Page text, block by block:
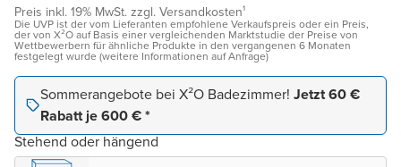
Preis inkl. 19% MwSt. zzgl. Versandkosten¹
Die UVP ist der vom Lieferanten empfohlene Verkaufspreis oder ein Preis,
der von X²O auf Basis einer vergleichenden Marktstudie der Preise von
Wettbewerbern für ähnliche Produkte in den vergangenen 6 Monaten
festgelegt wurde (weitere Informationen auf Anfrage)
Sommerangebote bei X²O Badezimmer! Jetzt 60 €
Rabatt je 600 € *
Stehend oder hängend